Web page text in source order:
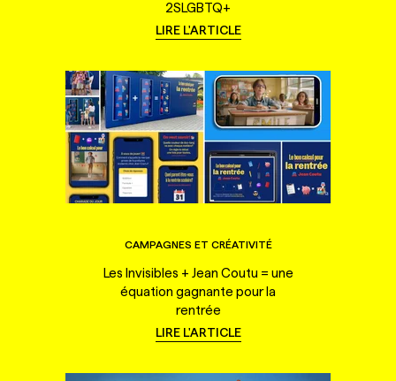
2SLGBTQ+
LIRE L'ARTICLE
CAMPAGNES ET CRÉATIVITÉ
Les Invisibles + Jean Coutu = une
équation gagnante pour la
rentrée
LIRE L'ARTICLE